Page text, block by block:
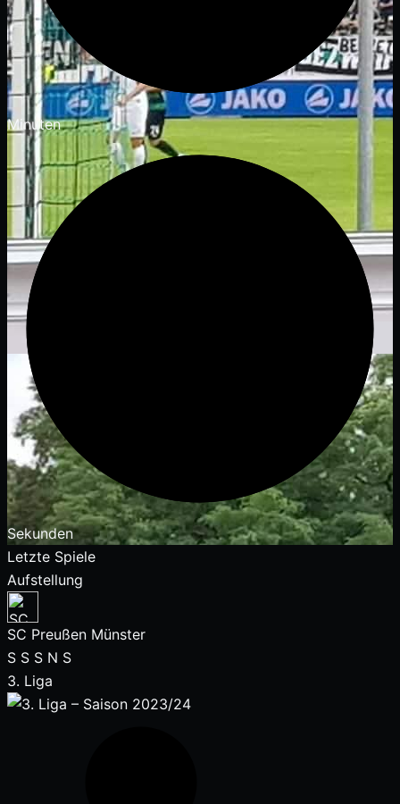
Minuten
Sekunden
Letzte Spiele
Aufstellung
SC Preußen Münster
S S S N S
3. Liga